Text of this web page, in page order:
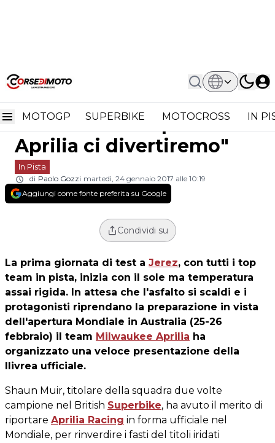
MOTOGP SUPERBIKE MOTOCROSS IN
Home In Pista
Superbike Jerez Lorenzo Savadori
Superbike Jerez Lorenzo
Savadori "Con questa
Aprilia ci divertiremo"
In Pista
di Paolo Gozzi martedì, 24 gennaio 2017 alle 10:19
Aggiungi come fonte preferita su Google
Condividi su
La prima giornata di test a Jerez, con tutti i top
team in pista, inizia con il sole ma temperatura
assai rigida. In attesa che l'asfalto si scaldi e i
protagonisti riprendano la preparazione in vista
dell'apertura Mondiale in Australia (25-26
febbraio) il team Milwaukee Aprilia ha
organizzato una veloce presentazione della
llivrea ufficiale.
Shaun Muir, titolare della squadra due volte
campione nel British Superbike, ha avuto il merito di
riportare Aprilia Racing in forma ufficiale nel
Mondiale, per rinverdire i fasti del titoli iridati